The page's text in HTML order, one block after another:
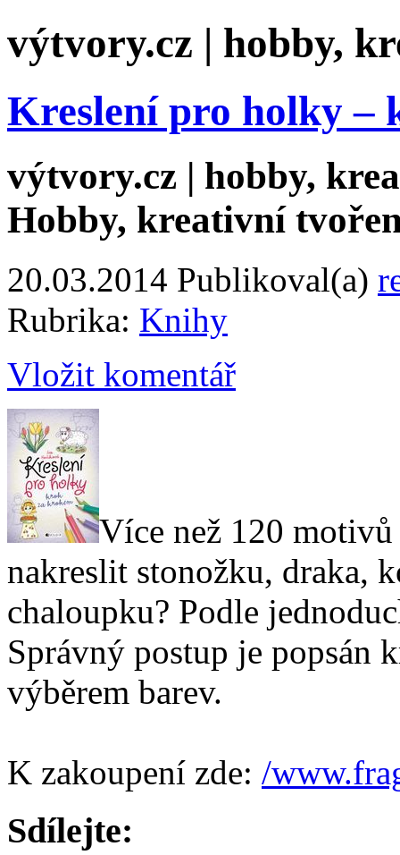
výtvory.cz | hobby,
Kreslení pro holky –
výtvory.cz | hobby,
Hobby, kreativní
20.03.2014 Publikoval(a)
Rubrika: Knihy
Vložit komentář
Více než 120
nakreslit stonožku, draka,
chaloupku? Podle
Správný postup je popsán
výběrem barev.
K zakoupení zde: /
Sdílejte: